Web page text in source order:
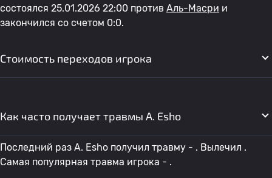
состоялся 25.01.2026 22:00 против Аль-Масри и
закончился со счетом 0:0.
Стоимость переходов игрока
Как часто получает травмы A. Esho
Последний раз A. Esho получил травму - . Вылечил .
Самая популярная травма игрока - .